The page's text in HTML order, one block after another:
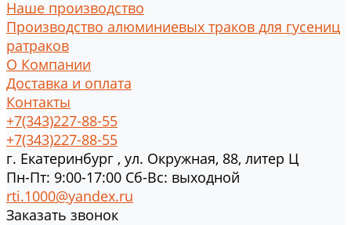
Наше производство
Производство алюминиевых траков для гусениц
ратраков
О Компании
Доставка и оплата
Контакты
+7(343)227-88-55
+7(343)227-88-55
г. Екатеринбург , ул. Окружная, 88, литер Ц
Пн-Пт: 9:00-17:00 Cб-Вс: выходной
rti.1000@yandex.ru
Заказать звонок